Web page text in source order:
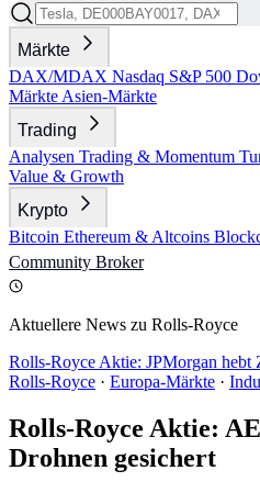
Märkte
DAX/MDAX Nasdaq S&P 500
Märkte Asien-Märkte
Trading
Analysen Trading & Momentum
Value & Growth
Krypto
Bitcoin Ethereum & Altcoins
Community Broker
Aktuellere News zu Rolls-Royce
Rolls-Royce Aktie: JPMorgan hebt
Rolls-Royce · Europa-Märkte ·
Rolls-Royce Aktie:
Drohnen gesichert